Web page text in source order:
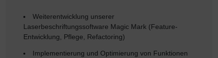
Weiterentwicklung unserer
Laserbeschriftungssoftware Magic Mark (Feature-
Entwicklung, Pflege, Refactoring)
Implementierung und Optimierung von Funktionen